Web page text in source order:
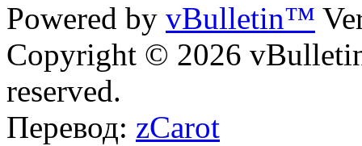
Powered by vBulletin™
Copyright © 2026
reserved.
Перевод: zCarot